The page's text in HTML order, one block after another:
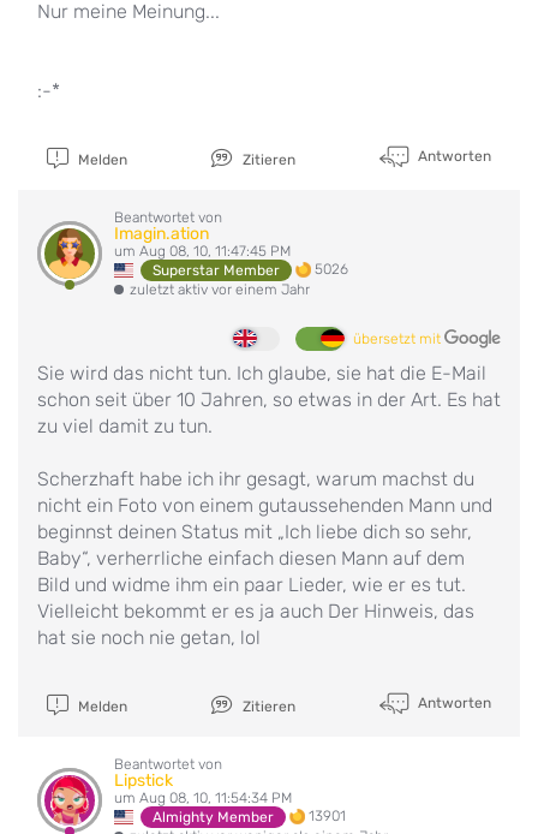
Nur meine Meinung...
:-*
Melden Zitieren Antworten
Beantwortet von
Imagin.ation
um Aug 08, 10, 11:47:45 PM
Superstar Member
5026
zuletzt aktiv vor einem Jahr
übersetzt mit
Sie wird das nicht tun. Ich glaube, sie hat die E-Mail
schon seit über 10 Jahren, so etwas in der Art. Es hat
zu viel damit zu tun.
Scherzhaft habe ich ihr gesagt, warum machst du
nicht ein Foto von einem gutaussehenden Mann und
beginnst deinen Status mit „Ich liebe dich so sehr,
Baby“, verherrliche einfach diesen Mann auf dem
Bild und widme ihm ein paar Lieder, wie er es tut.
Vielleicht bekommt er es ja auch Der Hinweis, das
hat sie noch nie getan, lol
Melden Zitieren Antworten
Beantwortet von
Lipstick
um Aug 08, 10, 11:54:34 PM
Almighty Member
13901